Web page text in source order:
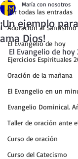
Ver todas las entradas
Adoración al Santísimo
El Evangelio de hoy
Ejercicios Espirituales
Oración de la mañana
El Evangelio en un
Evangelio Dominical.
Taller de oración ante
Curso de oración
Curso del Catecismo
¡Un ejemplo
ama Dios!
María con nosotros
El Evangelio de hoy